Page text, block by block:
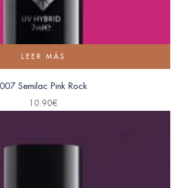
LEER MÁS
007 Semilac Pink Rock
10.90€